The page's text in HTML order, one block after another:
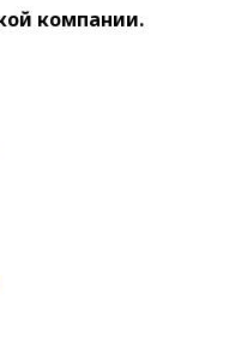
компании.